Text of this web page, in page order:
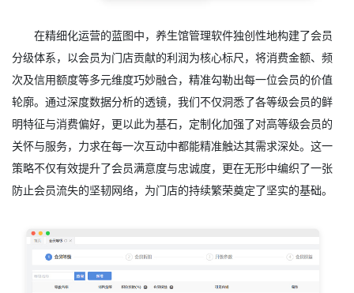
在精细化运营的蓝图中，养生馆管理软件独创性地构建了会员
分级体系，以会员为门店贡献的利润为核心标尺，将消费金额、频
次及信用额度等多元维度巧妙融合，精准勾勒出每一位会员的价值
轮廓。通过深度数据分析的透镜，我们不仅洞悉了各等级会员的鲜
明特征与消费偏好，更以此为基石，定制化加强了对高等级会员的
关怀与服务，力求在每一次互动中都能精准触达其需求深处。这一
策略不仅有效提升了会员满意度与忠诚度，更在无形中编织了一张
防止会员流失的坚韧网络，为门店的持续繁荣奠定了坚实的基础。